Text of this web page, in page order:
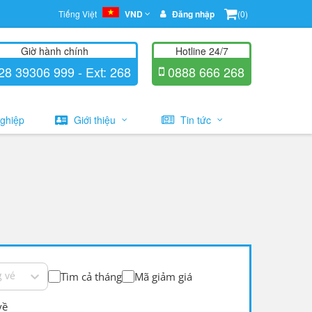
Tiếng Việt VND Đăng nhập (0)
Hotline 24/7
0888 666 268
Giờ hành chính
39306 999 - Ext: 268
Giới thiệu Tin tức
vé Tìm cả tháng Mã giảm giá